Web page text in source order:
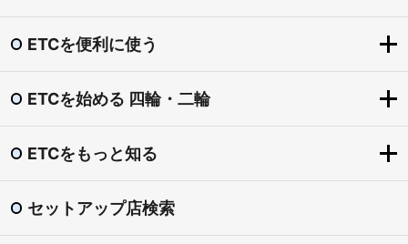
快適・安全 ETC2.0
「賢い料金」社会実験（道の駅の一時退出・再進入）
圏央道割引
東海環状自動車道割引
渋滞回避支援 ダイナミックルートガイダンス
ETCを便利に使う
ETCを便利に使う
ETCマイレージサービス
ETC専用料金所
スマートIC
ETCを始める 四輪・二輪
ETCを始める 四輪・二輪
ETCカード
ETCをもっと知る
ETCをもっと知る
セットアップ店検索